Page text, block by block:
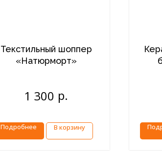
Текстильный шоппер
«Натюрморт»
1 300 р.
Подробнее В корзину